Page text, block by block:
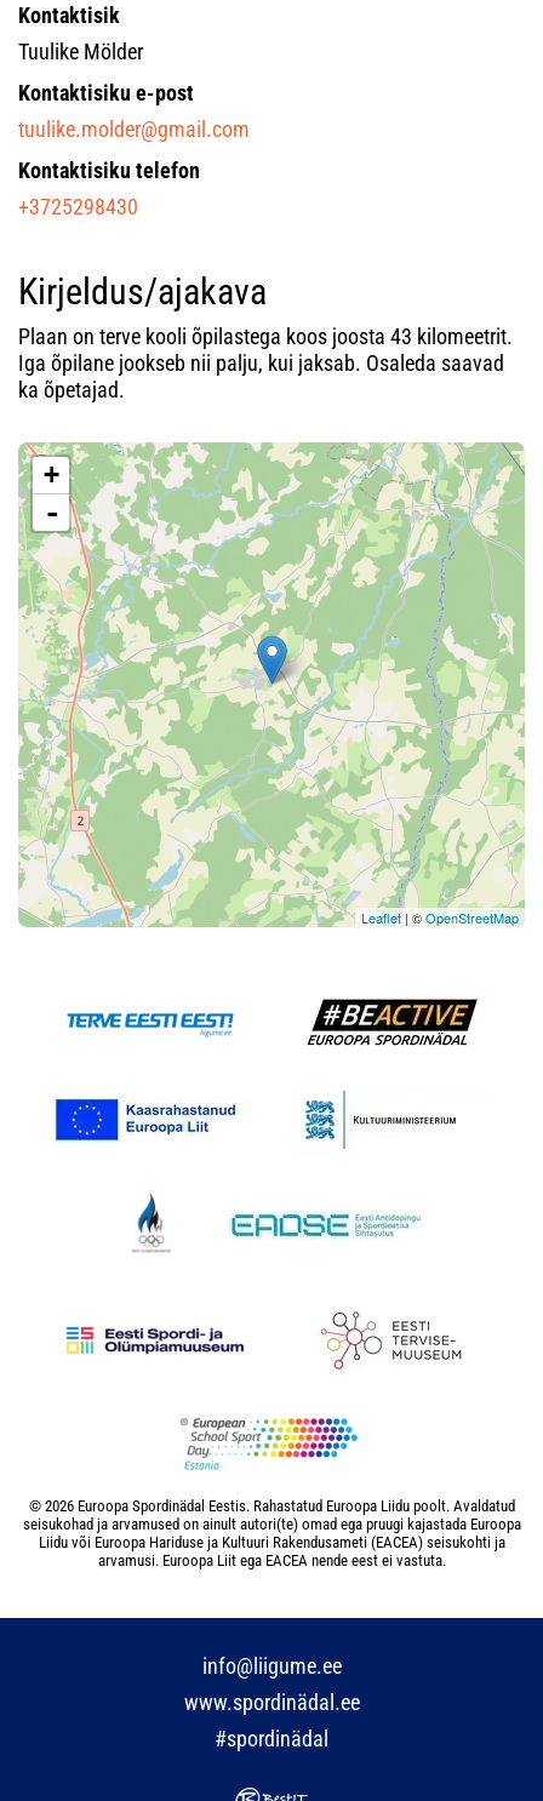
Kontaktisik
Tuulike Mölder
Kontaktisiku e-post
tuulike.molder@gmail.com
Kontaktisiku telefon
+3725298430
Kirjeldus/ajakava
Plaan on terve kooli õpilastega koos joosta 43 kilomeetrit.
Iga õpilane jookseb nii palju, kui jaksab. Osaleda saavad
ka õpetajad.
+
-
Leaflet| ©OpenStreetMap
© 2026 Euroopa Spordinädal Eestis. Rahastatud Euroopa Liidu poolt. Avaldatud
seisukohad ja arvamused on ainult autori(te) omad ega pruugi kajastada Euroopa
Liidu või Euroopa Hariduse ja Kultuuri Rakendusameti (EACEA) seisukohti ja
arvamusi. Euroopa Liit ega EACEA nende eest ei vastuta.
info@liigume.ee
www.spordinädal.ee
#spordinädal